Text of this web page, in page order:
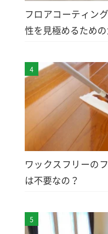
フロアコーティン
性を見極めるため
4
ワックスフリーの
は不要なの？
5